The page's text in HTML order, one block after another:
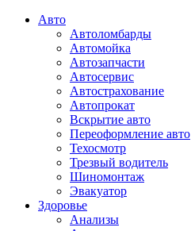
Авто
Автоломбарды
Автомойка
Автозапчасти
Автосервис
Автострахование
Автопрокат
Вскрытие авто
Переоформление авто
Техосмотр
Трезвый водитель
Шиномонтаж
Эвакуатор
Здоровье
Анализы